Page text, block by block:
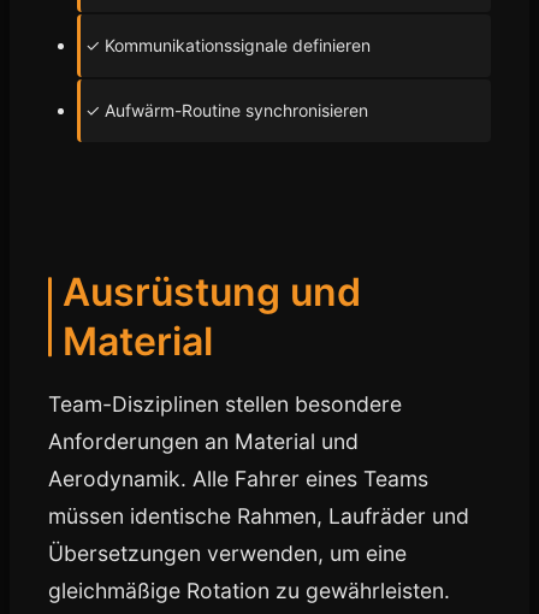
✓ Kommunikationssignale definieren
✓ Aufwärm-Routine synchronisieren
Ausrüstung und
Material
Team-Disziplinen stellen besondere
Anforderungen an Material und
Aerodynamik. Alle Fahrer eines Teams
müssen identische Rahmen, Laufräder und
Übersetzungen verwenden, um eine
gleichmäßige Rotation zu gewährleisten.